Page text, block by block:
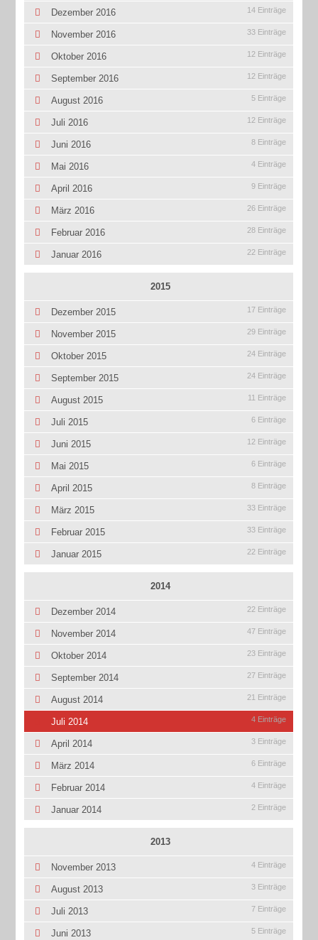
Dezember 2016 14 Einträge
November 2016 33 Einträge
Oktober 2016 12 Einträge
September 2016 12 Einträge
August 2016 5 Einträge
Juli 2016 12 Einträge
Juni 2016 8 Einträge
Mai 2016 4 Einträge
April 2016 9 Einträge
März 2016 26 Einträge
Februar 2016 28 Einträge
Januar 2016 22 Einträge
2015
Dezember 2015 17 Einträge
November 2015 29 Einträge
Oktober 2015 24 Einträge
September 2015 24 Einträge
August 2015 11 Einträge
Juli 2015 6 Einträge
Juni 2015 12 Einträge
Mai 2015 6 Einträge
April 2015 8 Einträge
März 2015 33 Einträge
Februar 2015 33 Einträge
Januar 2015 22 Einträge
2014
Dezember 2014 22 Einträge
November 2014 47 Einträge
Oktober 2014 23 Einträge
September 2014 27 Einträge
August 2014 21 Einträge
Juli 2014 4 Einträge
April 2014 3 Einträge
März 2014 6 Einträge
Februar 2014 4 Einträge
Januar 2014 2 Einträge
2013
November 2013 4 Einträge
August 2013 3 Einträge
Juli 2013 7 Einträge
Juni 2013 5 Einträge